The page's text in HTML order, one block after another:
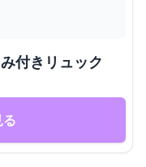
付きリュック